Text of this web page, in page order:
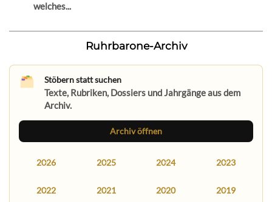
welches...
Ruhrbarone-Archiv
Stöbern statt suchen
Texte, Rubriken, Dossiers und Jahrgänge aus dem
Archiv.
Archiv öffnen
2026 2025 2024 2023
2022 2021 2020 2019